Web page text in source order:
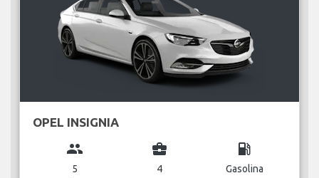
OPEL INSIGNIA
group
5
business_center
4
local_gas_station
Gasolina